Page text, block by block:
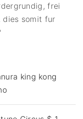
frei
dies somit fur
king kong